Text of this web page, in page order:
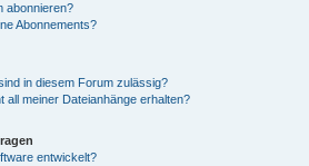
abonnieren?
Abonnements?
in diesem Forum zulässig?
all meiner Dateianhänge erhalten?
entwickelt?